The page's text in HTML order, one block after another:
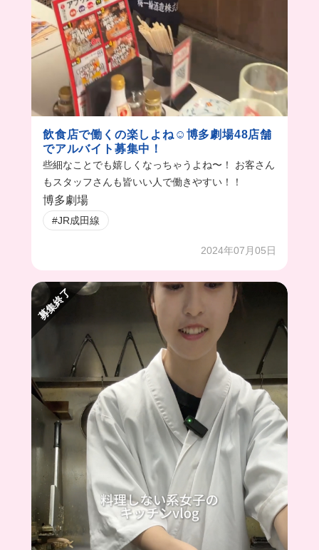
飲食店で働くの楽しよね☺︎博多劇場48店舗
でアルバイト募集中！
些細なことでも嬉しくなっちゃうよね〜！ お客さん
もスタッフさんも皆いい人で働きやすい！！
博多劇場
#JR成田線
2024年07月05日
募集終了